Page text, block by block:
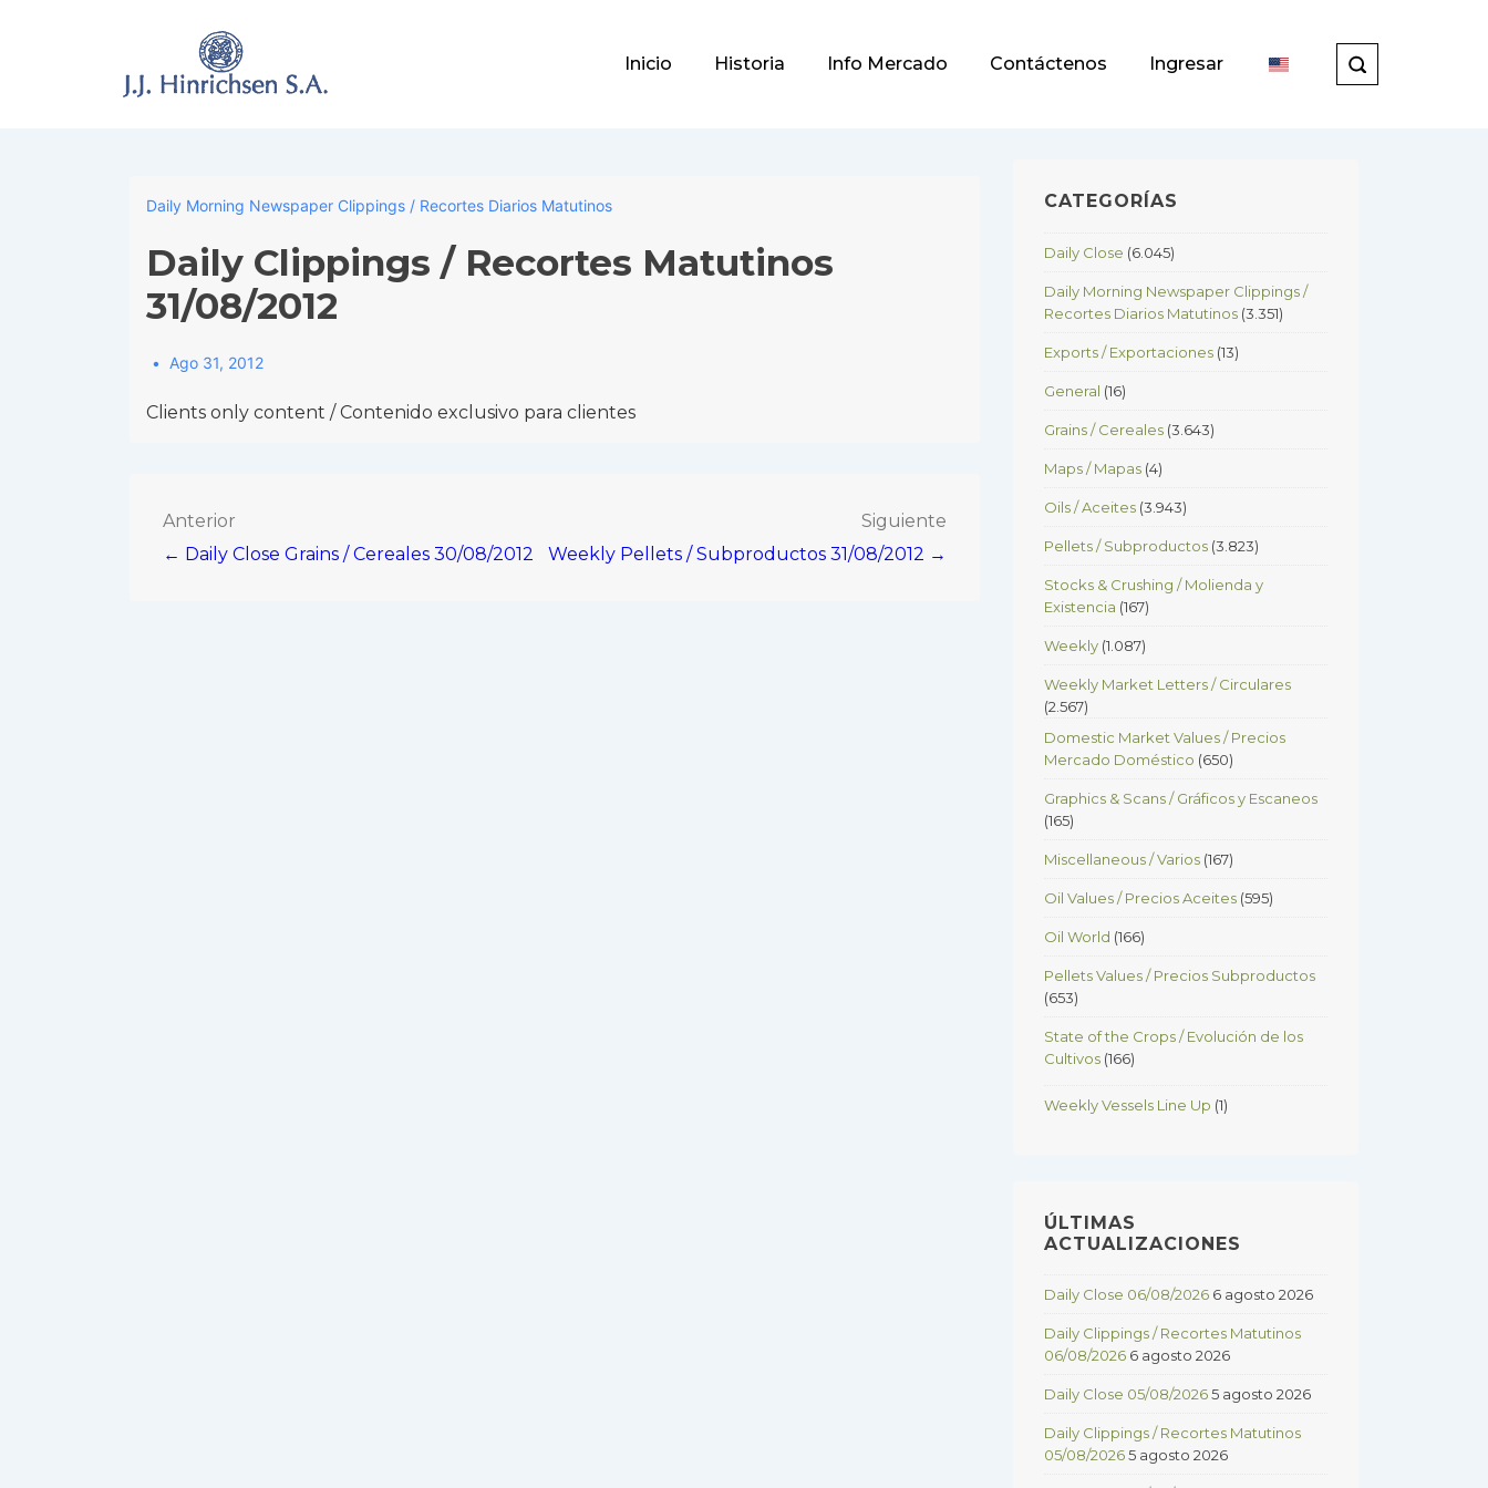
Main
Inicio Historia Info Mercado Contáctenos Ingresar
Daily Morning Newspaper Clippings / Recortes Diarios Matutinos
Daily Clippings / Recortes Matutinos
31/08/2012
Ago 31, 2012
Clients only content / Contenido exclusivo para clientes
Navegación
de
Anterior
← Daily Close Grains / Cereales 30/08/2012
Siguiente
Weekly Pellets / Subproductos 31/08/2012 →
CATEGORÍAS
Daily Close (6.045)
Daily Morning Newspaper Clippings /
Recortes Diarios Matutinos (3.351)
Exports / Exportaciones (13)
General (16)
Grains / Cereales (3.643)
Maps / Mapas (4)
Oils / Aceites (3.943)
Pellets / Subproductos (3.823)
Stocks & Crushing / Molienda y
Existencia (167)
Weekly (1.087)
Weekly Market Letters / Circulares
(2.567)
Domestic Market Values / Precios
Mercado Doméstico (650)
Graphics & Scans / Gráficos y Escaneos
(165)
Miscellaneous / Varios (167)
Oil Values / Precios Aceites (595)
Oil World (166)
Pellets Values / Precios Subproductos
(653)
State of the Crops / Evolución de los
Cultivos (166)
Weekly Vessels Line Up (1)
ÚLTIMAS
ACTUALIZACIONES
Daily Close 06/08/2026 6 agosto 2026
Daily Clippings / Recortes Matutinos
06/08/2026 6 agosto 2026
Daily Close 05/08/20265 agosto 2026
Daily Clippings / Recortes Matutinos
05/08/20265 agosto 2026